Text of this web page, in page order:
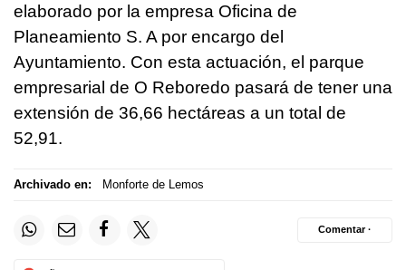
elaborado por la empresa Oficina de
Planeamiento S. A por encargo del
Ayuntamiento. Con esta actuación, el parque
empresarial de O Reboredo pasará de tener una
extensión de 36,66 hectáreas a un total de
52,91.
Archivado en: Monforte de Lemos
Comentar ·